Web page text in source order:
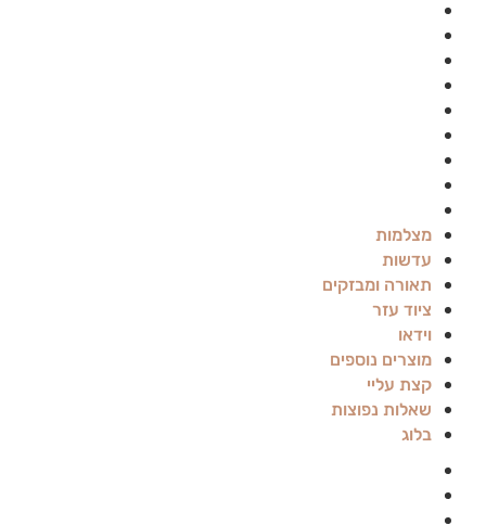
מצלמות
עדשות
תאורה ומבזקים
ציוד עזר
וידאו
מוצרים נוספים
קצת עליי
שאלות נפוצות
בלוג